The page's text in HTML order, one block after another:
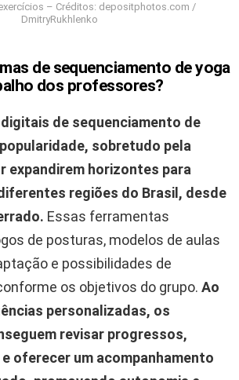
– Créditos: depositphotos.com /
DmitryRukhlenko
de sequenciamento de yoga
dos professores?
de sequenciamento de
sobretudo pela
expandirem horizontes para
regiões do Brasil, desde
Essas ferramentas
de posturas, modelos de aulas
e possibilidades de
os objetivos do grupo. Ao
personalizadas, os
revisar progressos,
oferecer um acompanhamento